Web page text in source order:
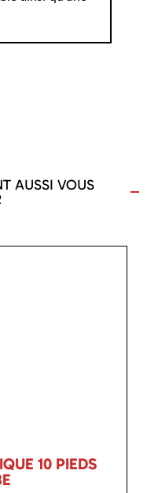
AUSSI VOUS
10 PIEDS